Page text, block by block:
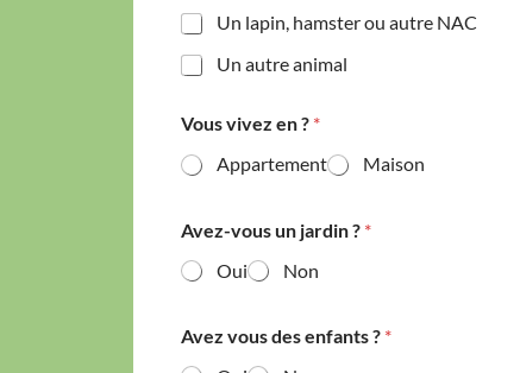
Un lapin, hamster ou autre NAC
Un autre animal
Vous vivez en ? *
Appartement
Maison
t
v
i
z
Avez-vous un jardin ? *
Oui
Non
Avez vous des enfants ? *